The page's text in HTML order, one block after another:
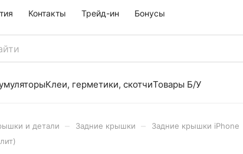
Контакты Трейд-ин Бонусы
Клеи, герметики, скотчиТовары Б/У
и детали Задние крышки Задние крышки iPhone